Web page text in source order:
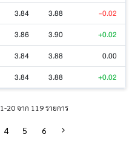
3.84 3.88
-0.02
3.86 3.90
+0.02
3.84 3.88
0.00
3.84 3.88 +0.02
1-20 จาก 119 รายการ
4 5 6